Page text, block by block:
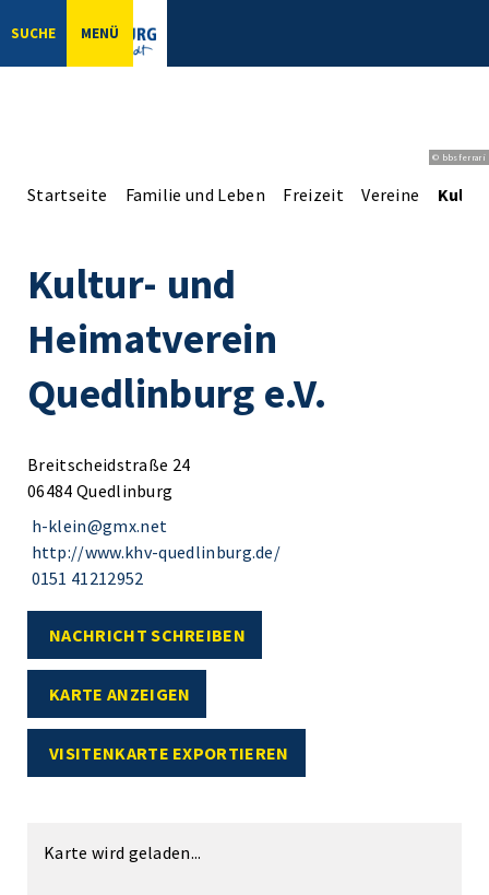
SUCHE MENÜ
© bbsferrari
Startseite Familie und Leben Freizeit Vereine
Kultur- und
Heimatverein
Quedlinburg e.V.
Breitscheidstraße 24
06484 Quedlinburg
h-klein@gmx.net
http://www.khv-quedlinburg.de/
0151 41212952
NACHRICHT SCHREIBEN
KARTE ANZEIGEN
VISITENKARTE EXPORTIEREN
Karte wird geladen...